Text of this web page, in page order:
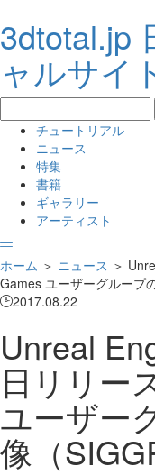
3dtotal.jp
ャルサイ
チュートリアル
ニュース
特集
書籍
ギャラリー
アーティスト
ホーム ＞ ニュース ＞
Games ユーザーグループ
2017.08.22
Unreal
日リリー
ユーザー
像（